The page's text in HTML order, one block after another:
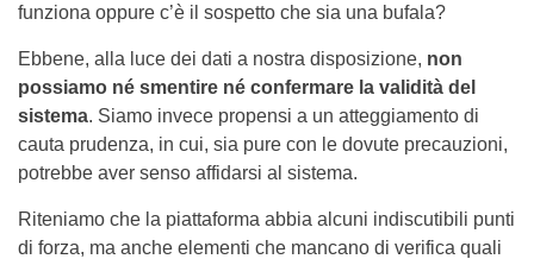
funziona oppure c’è il sospetto che sia una bufala?
Ebbene, alla luce dei dati a nostra disposizione, non
possiamo né smentire né confermare la validità del
sistema. Siamo invece propensi a un atteggiamento di
cauta prudenza, in cui, sia pure con le dovute precauzioni,
potrebbe aver senso affidarsi al sistema.
Riteniamo che la piattaforma abbia alcuni indiscutibili punti
di forza, ma anche elementi che mancano di verifica quali